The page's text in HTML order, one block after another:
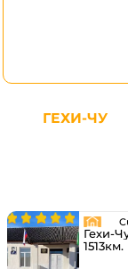
ГЕХИ-ЧУ
Гехи-
1513км.